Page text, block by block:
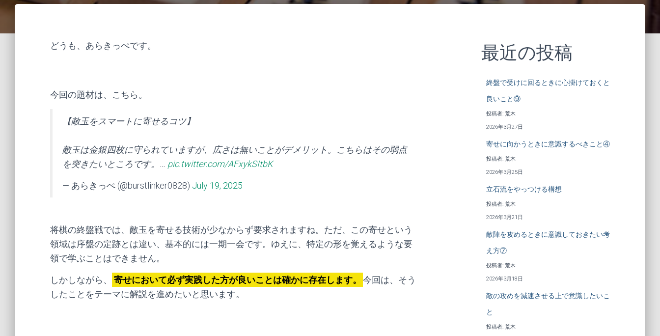
どうも、あらきっぺです。
今回の題材は、こちら。
【敵玉をスマートに寄せるコツ】
敵玉は金銀四枚に守られていますが、広さは無いことがデメリット。こちらはその弱点
を突きたいところです。… pic.twitter.com/AFxykSItbK
— あらきっぺ (@burstlinker0828) July 19, 2025
将棋の終盤戦では、敵玉を寄せる技術が少なからず要求されますね。ただ、この寄せという
領域は序盤の定跡とは違い、基本的には一期一会です。ゆえに、特定の形を覚えるような要
領で学ぶことはできません。
しかしながら、 寄せにおいて必ず実践した方が良いことは確かに存在します。
今回は、そう
したことをテーマに解説を進めたいと思います。
最近の投稿
終盤で受けに回るときに心掛けておくと
良いこと⑨
投稿者: 荒木
2026年3月27日
寄せに向かうときに意識するべきこと④
投稿者: 荒木
2026年3月25日
立石流をやっつける構想
投稿者: 荒木
2026年3月21日
敵陣を攻めるときに意識しておきたい考
え方⑦
投稿者: 荒木
2026年3月18日
敵の攻めを減速させる上で意識したいこ
と
投稿者: 荒木